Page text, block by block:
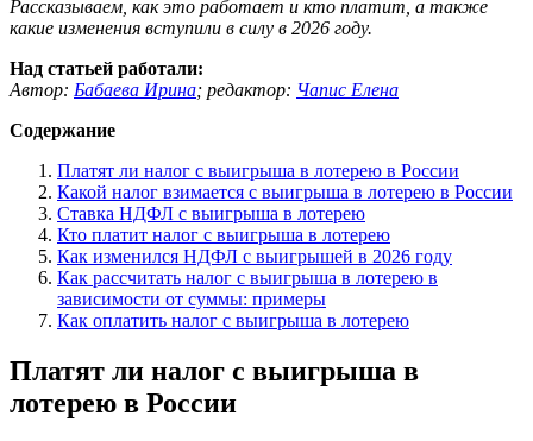
Рассказываем, как это работает и кто платит, а также
какие изменения вступили в силу в 2026 году.
Над статьей работали:
Автор: Бабаева Ирина; редактор: Чапис Елена
Содержание
Платят ли налог с выигрыша в лотерею в России
Какой налог взимается с выигрыша в лотерею в России
Ставка НДФЛ с выигрыша в лотерею
Кто платит налог с выигрыша в лотерею
Как изменился НДФЛ с выигрышей в 2026 году
Как рассчитать налог с выигрыша в лотерею в
зависимости от суммы: примеры
Как оплатить налог с выигрыша в лотерею
Платят ли налог с выигрыша в
лотерею в России